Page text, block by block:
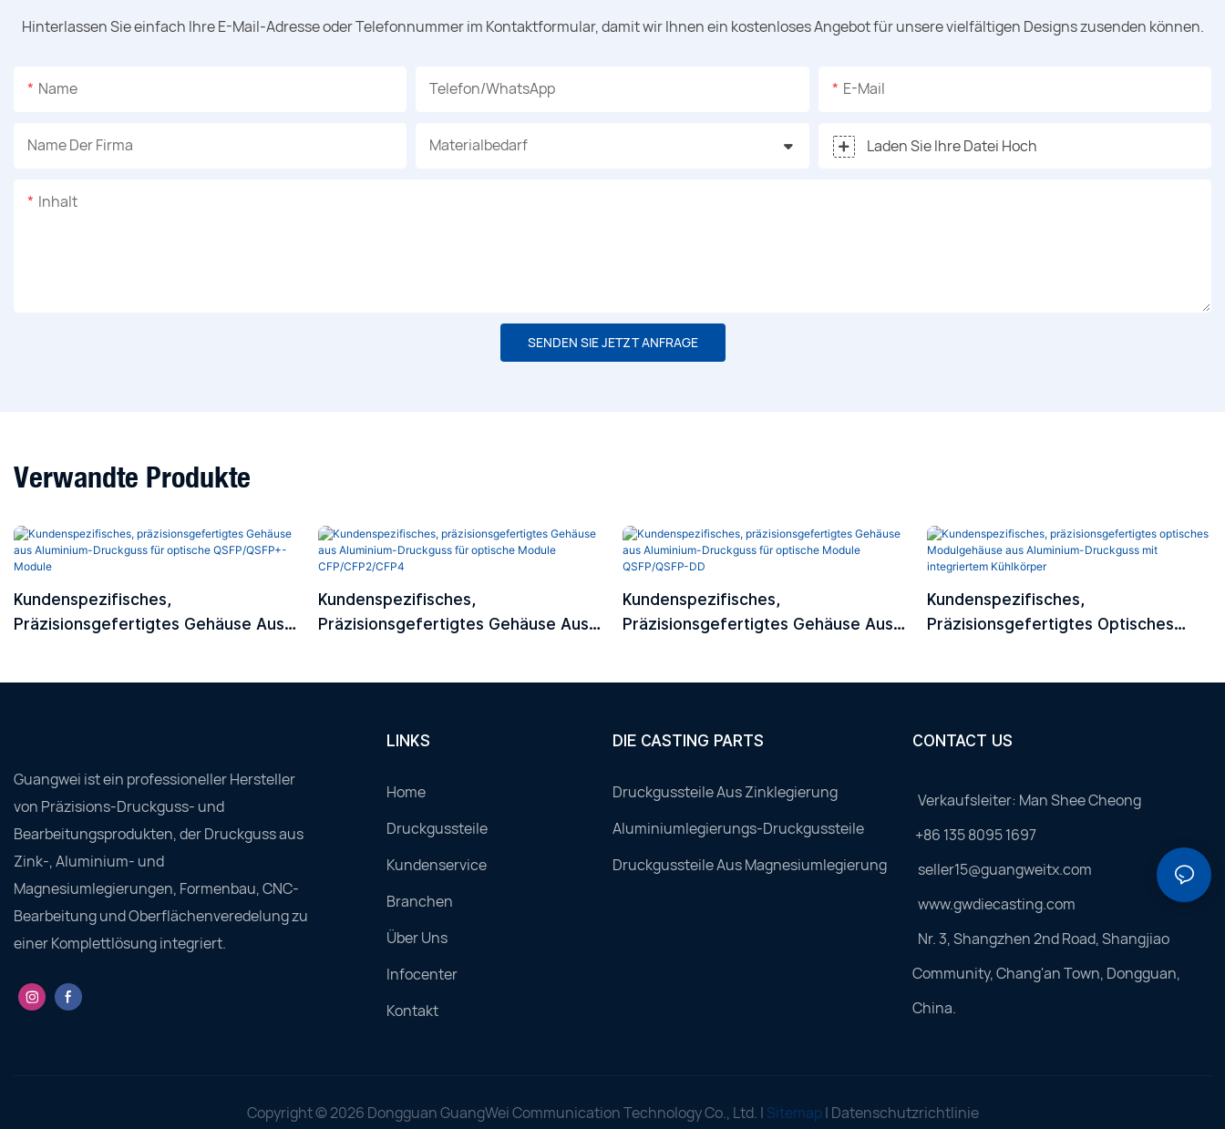
Hinterlassen Sie einfach Ihre E-Mail-Adresse oder Telefonnummer im Kontaktformular, damit wir Ihnen ein kostenloses Angebot für unsere vielfältigen Designs zusenden können.
Name Telefon/WhatsApp E-Mail
Name Der Firma Materialbedarf Laden Sie Ihre Datei Hoch
Inhalt
SENDEN SIE JETZT ANFRAGE
Verwandte Produkte
Kundenspezifisches,
Präzisionsgefertigtes Gehäuse Aus
Kundenspezifisches,
Präzisionsgefertigtes Gehäuse Aus
Kundenspezifisches,
Präzisionsgefertigtes Gehäuse Aus
Kundenspezifisches,
Präzisionsgefertigtes Optisches
Guangwei ist ein professioneller Hersteller
von Präzisions-Druckguss- und
Bearbeitungsprodukten, der Druckguss aus
Zink-, Aluminium- und
Magnesiumlegierungen, Formenbau, CNC-
Bearbeitung und Oberflächenveredelung zu
einer Komplettlösung integriert.
LINKS
Home
Druckgussteile
Kundenservice
Branchen
Über Uns
Infocenter
Kontakt
DIE CASTING PARTS
Druckgussteile Aus Zinklegierung
Aluminiumlegierungs-Druckgussteile
Druckgussteile Aus Magnesiumlegierung
CONTACT US
Verkaufsleiter: Man Shee Cheong
+86 135 8095 1697
seller15@guangweitx.com
www.gwdiecasting.com
Nr. 3, Shangzhen 2nd Road, Shangjiao
Community, Chang'an Town, Dongguan,
China.
Copyright © 2026 Dongguan GuangWei Communication Technology Co., Ltd. | Sitemap | Datenschutzrichtlinie